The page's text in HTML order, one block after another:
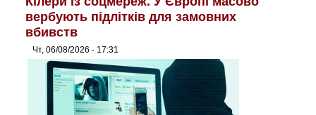
вербують підлітків для замовних
вбивств
Чт, 06/08/2026 - 17:31